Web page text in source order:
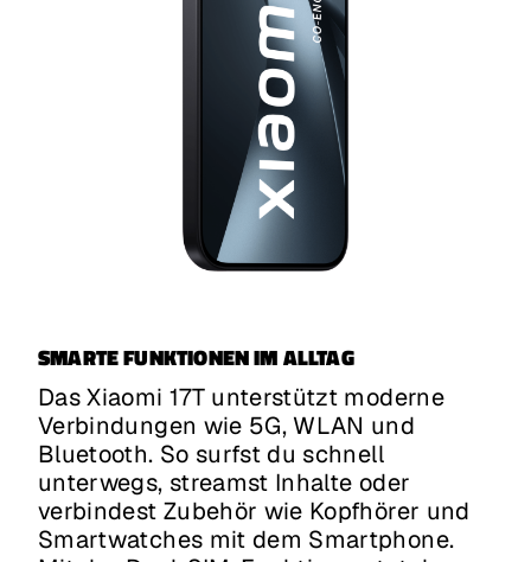
SMARTE FUNKTIONEN IM ALLTAG
Das Xiaomi 17T unterstützt moderne
Verbindungen wie 5G, WLAN und
Bluetooth. So surfst du schnell
unterwegs, streamst Inhalte oder
verbindest Zubehör wie Kopfhörer und
Smartwatches mit dem Smartphone.